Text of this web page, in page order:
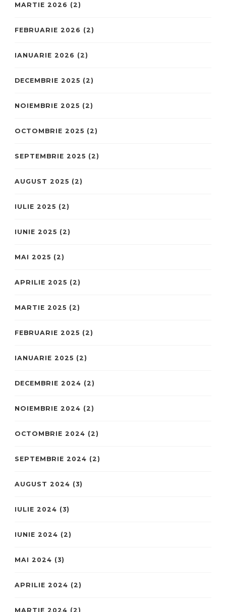
MARTIE 2026 (2)
FEBRUARIE 2026 (2)
IANUARIE 2026 (2)
DECEMBRIE 2025 (2)
NOIEMBRIE 2025 (2)
OCTOMBRIE 2025 (2)
SEPTEMBRIE 2025 (2)
AUGUST 2025 (2)
IULIE 2025 (2)
IUNIE 2025 (2)
MAI 2025 (2)
APRILIE 2025 (2)
MARTIE 2025 (2)
FEBRUARIE 2025 (2)
IANUARIE 2025 (2)
DECEMBRIE 2024 (2)
NOIEMBRIE 2024 (2)
OCTOMBRIE 2024 (2)
SEPTEMBRIE 2024 (2)
AUGUST 2024 (3)
IULIE 2024 (3)
IUNIE 2024 (2)
MAI 2024 (3)
APRILIE 2024 (2)
MARTIE 2024 (2)